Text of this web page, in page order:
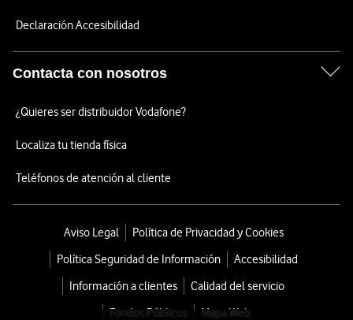
Declaración Accesibilidad
Contacta con nosotros
¿Quieres ser distribuidor Vodafone?
Localiza tu tienda física
Teléfonos de atención al cliente
Aviso Legal
Política de Privacidad y Cookies
Política Seguridad de Información
Accesibilidad
Información a clientes
Calidad del servicio
Fondos Públicos
Mapa Web